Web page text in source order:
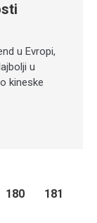
u Evropi,
u
kineske
180
181